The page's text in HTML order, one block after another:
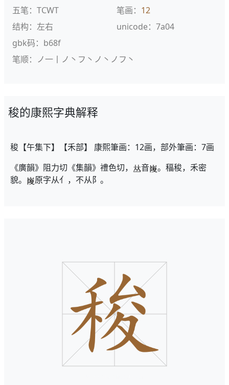
五笔：TCWT
笔画： 12
结构：左右
unicode：7a04
gbk码：b68f
笔顺：ノ一丨ノ丶フ丶ノ丶ノフ丶
稄的康熙字典解释
稄【午集下】【禾部】 康熙筆画：12画，部外筆画：7画
《廣韻》阻力切《集韻》禮色切，
音
。稫稄，禾密
貌。
原字从亻，不从阝。